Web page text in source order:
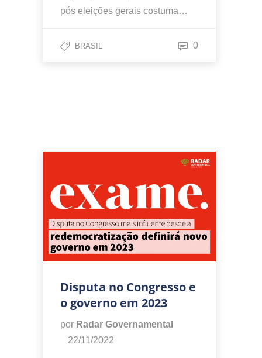
pós eleições gerais costuma…
BRASIL 0
Disputa no Congresso e
o governo em 2023
por Radar Governamental
22/11/2022